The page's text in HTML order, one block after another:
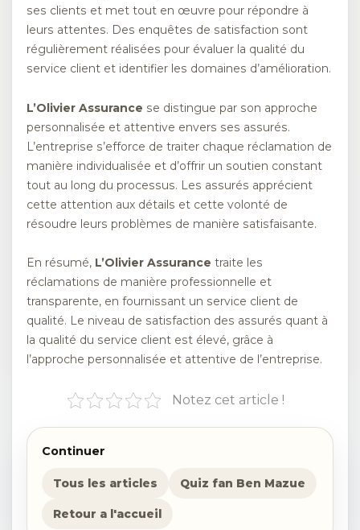
ses clients et met tout en œuvre pour répondre à
leurs attentes. Des enquêtes de satisfaction sont
régulièrement réalisées pour évaluer la qualité du
service client et identifier les domaines d’amélioration.
L’Olivier Assurance se distingue par son approche
personnalisée et attentive envers ses assurés.
L’entreprise s’efforce de traiter chaque réclamation de
manière individualisée et d’offrir un soutien constant
tout au long du processus. Les assurés apprécient
cette attention aux détails et cette volonté de
résoudre leurs problèmes de manière satisfaisante.
En résumé, L’Olivier Assurance traite les
réclamations de manière professionnelle et
transparente, en fournissant un service client de
qualité. Le niveau de satisfaction des assurés quant à
la qualité du service client est élevé, grâce à
l’approche personnalisée et attentive de l’entreprise.
Notez cet article !
Continuer
Tous les articles Quiz fan Ben Mazue
Retour a l'accueil